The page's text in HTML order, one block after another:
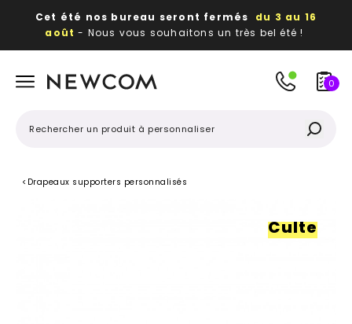
Cet été nos bureau seront fermés du 3 au 16
août - Nous vous souhaitons un très bel été !
publicitaires
0
< Drapeaux supporters personnalisés
Culte